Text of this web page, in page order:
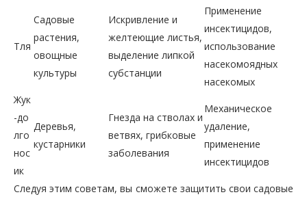
Тля
Садовые
растения,
овощные
культуры
Искривление и
желтеющие листья,
выделение липкой
субстанции
Применение
инсектицидов,
использование
насекомоядных
насекомых
Жук
-до
лго
нос
ик
Деревья,
кустарники
Гнезда на стволах и
ветвях, грибковые
заболевания
Механическое
удаление,
применение
инсектицидов
Следуя этим советам, вы сможете защитить свои садовые